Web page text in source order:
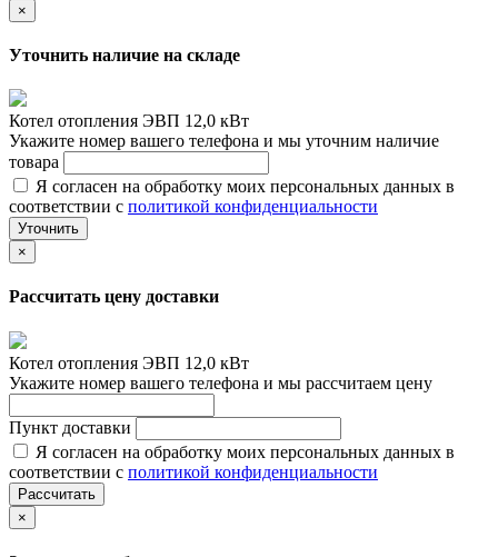
×
Уточнить наличие на складе
Котел отопления ЭВП 12,0 кВт
Укажите номер вашего телефона и мы уточним наличие
товара
Я согласен на обработку моих персональных данных в
соответствии с политикой конфиденциальности
Уточнить
×
Рассчитать цену доставки
Котел отопления ЭВП 12,0 кВт
Укажите номер вашего телефона и мы рассчитаем цену
Пункт доставки
Я согласен на обработку моих персональных данных в
соответствии с политикой конфиденциальности
Рассчитать
×